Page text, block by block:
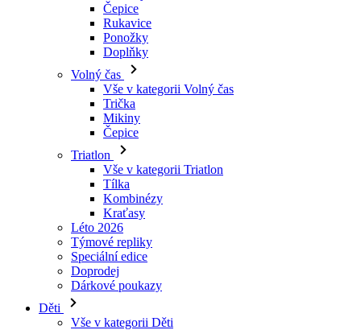
Čepice
Rukavice
Ponožky
Doplňky
Volný čas
Vše v kategorii Volný čas
Trička
Mikiny
Čepice
Triatlon
Vše v kategorii Triatlon
Tílka
Kombinézy
Kraťasy
Léto 2026
Týmové repliky
Speciální edice
Doprodej
Dárkové poukazy
Děti
Vše v kategorii Děti